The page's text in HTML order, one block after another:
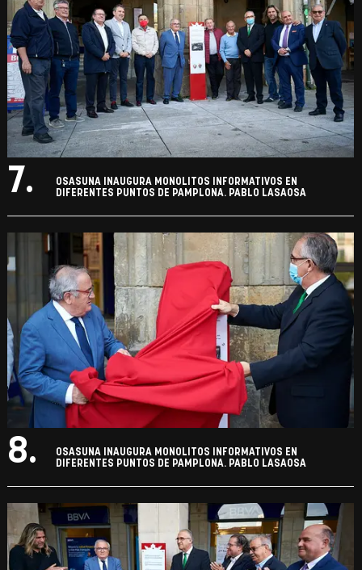
7.
OSASUNA INAUGURA MONOLITOS INFORMATIVOS EN
DIFERENTES PUNTOS DE PAMPLONA. PABLO LASAOSA
8.
OSASUNA INAUGURA MONOLITOS INFORMATIVOS EN
DIFERENTES PUNTOS DE PAMPLONA. PABLO LASAOSA